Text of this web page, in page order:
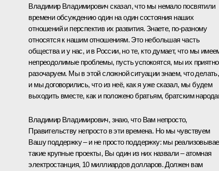
Владимир Владимирович сказал, что мы немало посвятили
времени обсуждению один на один состояния наших
отношений и перспектив их развития. Знаете, по‑разному
относятся к нашим отношениям. Это небольшая часть
общества и у нас, и в России, но те, кто думает, что мы
непреодолимые проблемы, пусть успокоятся, мы их приятно
разочаруем. Мы в этой сложной ситуации знаем, что делать,
и мы договорились, что из неё, как я уже сказал, мы будем
выходить вместе, как и положено братьям, братским
Владимир Владимирович, знаю, что Вам непросто,
Правительству непросто в эти времена. Но мы чувствуем
Вашу поддержку – и не просто поддержку: мы
такие крупные проекты, Вы один из них назвали – атомная
электростанция, 10 миллиардов долларов. Должен вам